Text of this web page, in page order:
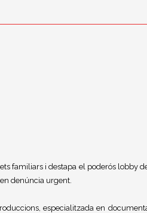
familiars i destapa el poderós lobby
denúncia urgent.
especialitzada en